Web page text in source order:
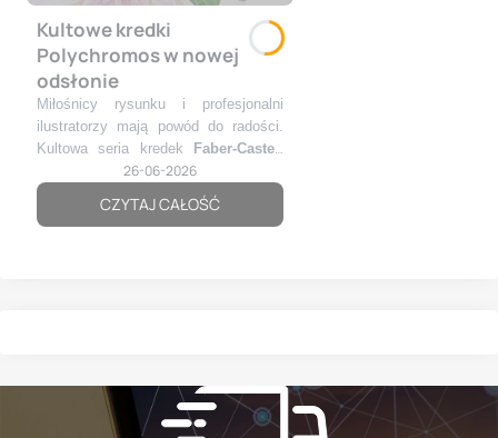
26-06-2026
Kultowe kredki
Polychromos w nowej
odsłonie
Miłośnicy rysunku i profesjonalni
ilustratorzy mają powód do radości.
Kultowa seria kredek Faber-Castell
Polychromoszostała rozszerzona
o
20 zupełnie nowych kolorów
,
dzięki czemu paleta liczy teraz
CZYTAJ CAŁOŚĆ